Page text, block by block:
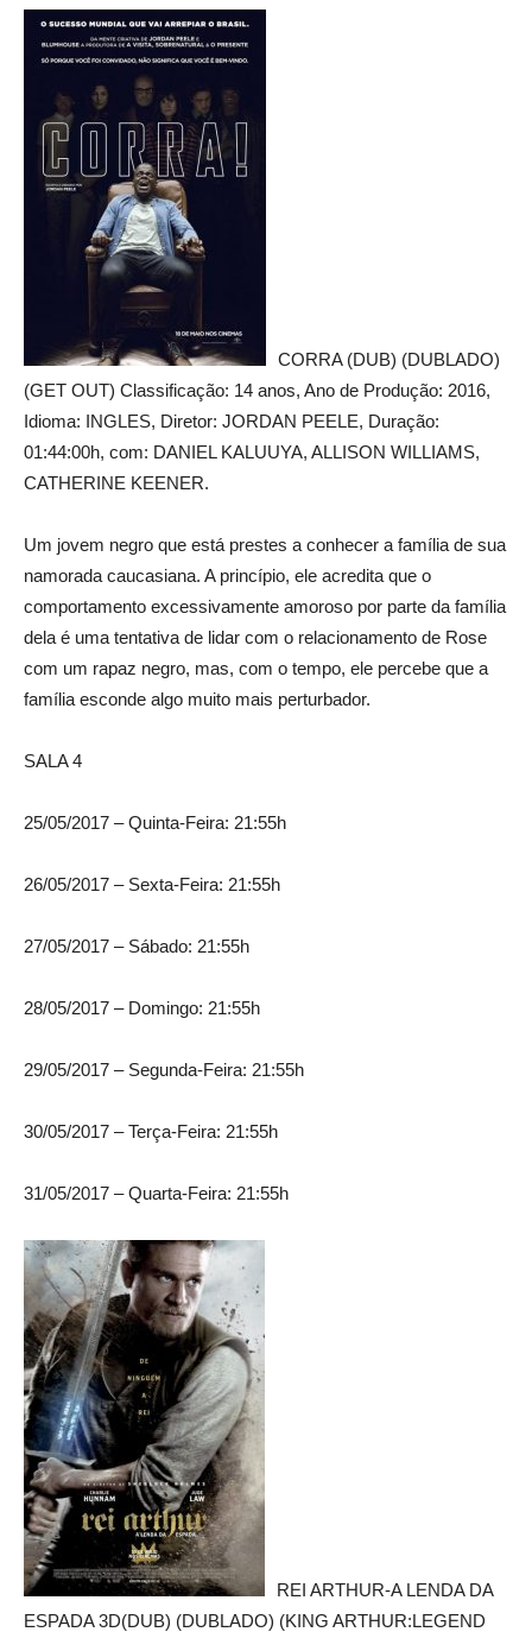
CORRA (DUB) (DUBLADO)
(GET OUT) Classificação: 14 anos, Ano de Produção: 2016,
Idioma: INGLES, Diretor: JORDAN PEELE, Duração:
01:44:00h, com: DANIEL KALUUYA, ALLISON WILLIAMS,
CATHERINE KEENER.
Um jovem negro que está prestes a conhecer a família de sua
namorada caucasiana. A princípio, ele acredita que o
comportamento excessivamente amoroso por parte da família
dela é uma tentativa de lidar com o relacionamento de Rose
com um rapaz negro, mas, com o tempo, ele percebe que a
família esconde algo muito mais perturbador.
SALA 4
25/05/2017 – Quinta-Feira: 21:55h
26/05/2017 – Sexta-Feira: 21:55h
27/05/2017 – Sábado: 21:55h
28/05/2017 – Domingo: 21:55h
29/05/2017 – Segunda-Feira: 21:55h
30/05/2017 – Terça-Feira: 21:55h
31/05/2017 – Quarta-Feira: 21:55h
REI ARTHUR-A LENDA DA
ESPADA 3D(DUB) (DUBLADO) (KING ARTHUR:LEGEND